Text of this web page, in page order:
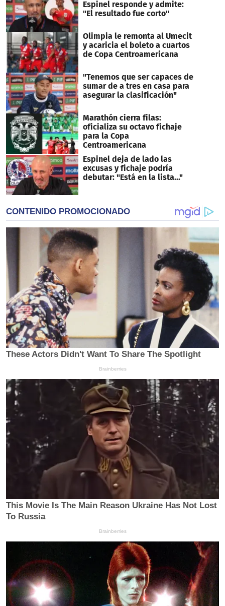
Espinel responde y admite:
"El resultado fue corto"
Olimpia le remonta al Umecit
y acaricia el boleto a cuartos
de Copa Centroamericana
"Tenemos que ser capaces de
sumar de a tres en casa para
asegurar la clasificación"
Marathón cierra filas:
oficializa su octavo fichaje
para la Copa
Centroamericana
Espinel deja de lado las
excusas y fichaje podría
debutar: "Está en la lista..."